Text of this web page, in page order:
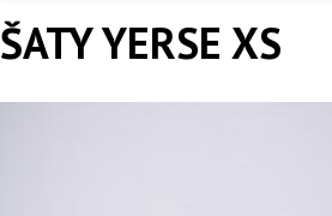
ŠATY YERSE XS